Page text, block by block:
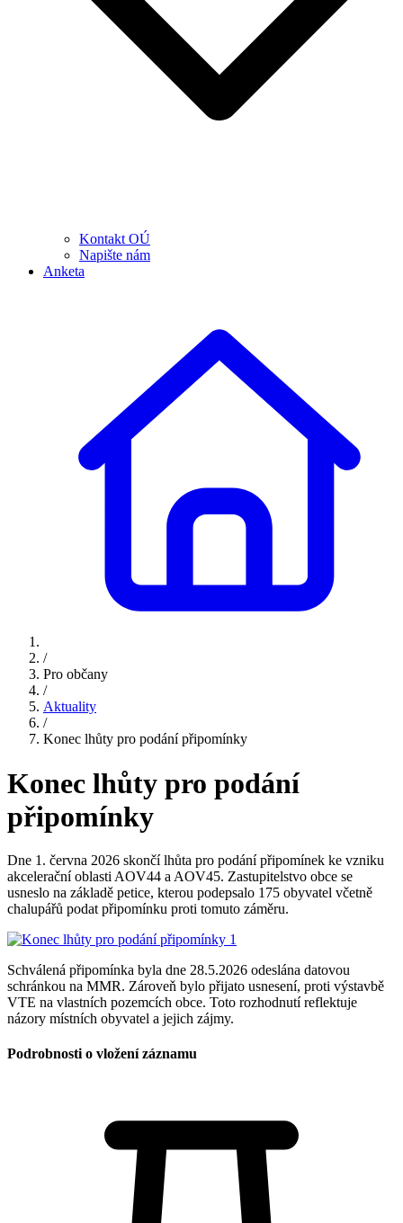
Kontakt OÚ
Napište nám
Anketa
/
Pro občany
/
Aktuality
/
Konec lhůty pro podání připomínky
Konec lhůty pro podání
připomínky
Dne 1. června 2026 skončí lhůta pro podání připomínek ke vzniku
akcelerační oblasti AOV44 a AOV45. Zastupitelstvo obce se
usneslo na základě petice, kterou podepsalo 175 obyvatel včetně
chalupářů podat připomínku proti tomuto záměru.
Schválená připomínka byla dne 28.5.2026 odeslána datovou
schránkou na MMR. Zároveň bylo přijato usnesení, proti výstavbě
VTE na vlastních pozemcích obce. Toto rozhodnutí reflektuje
názory místních obyvatel a jejich zájmy.
Podrobnosti o vložení záznamu